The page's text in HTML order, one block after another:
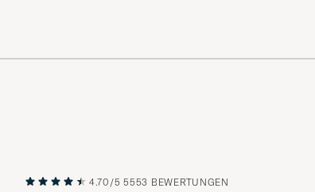
4.70/5 5553 BEWERTUNGEN